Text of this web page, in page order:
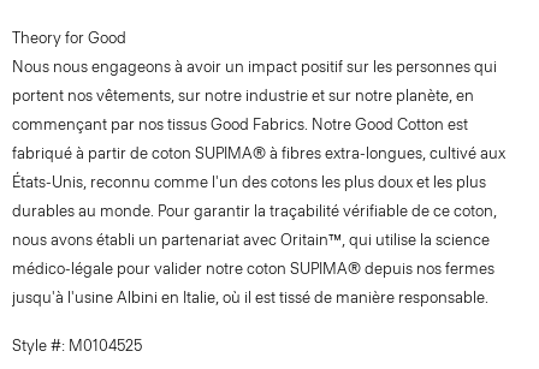
Theory for Good
Nous nous engageons à avoir un impact positif sur les personnes qui
portent nos vêtements, sur notre industrie et sur notre planète, en
commençant par nos tissus Good Fabrics. Notre Good Cotton est
fabriqué à partir de coton SUPIMA® à fibres extra-longues, cultivé aux
États-Unis, reconnu comme l'un des cotons les plus doux et les plus
durables au monde. Pour garantir la traçabilité vérifiable de ce coton,
nous avons établi un partenariat avec Oritain™, qui utilise la science
médico-légale pour valider notre coton SUPIMA® depuis nos fermes
jusqu'à l'usine Albini en Italie, où il est tissé de manière responsable.
Style #: M0104525